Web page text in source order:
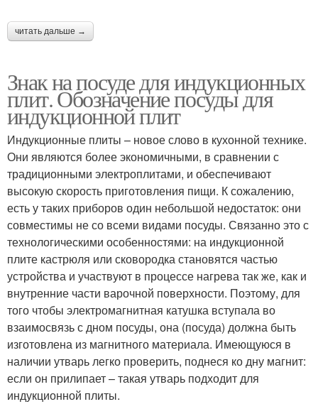
читать дальше →
Знак на посуде для индукционных
плит. Обозначение посуды для
индукционной плит
Индукционные плиты – новое слово в кухонной технике.
Они являются более экономичными, в сравнении с
традиционными электроплитами, и обеспечивают
высокую скорость приготовления пищи. К сожалению,
есть у таких приборов один небольшой недостаток: они
совместимы не со всеми видами посуды. Связанно это с
технологическими особенностями: на индукционной
плите кастрюля или сковородка становятся частью
устройства и участвуют в процессе нагрева так же, как и
внутренние части варочной поверхности. Поэтому, для
того чтобы электромагнитная катушка вступала во
взаимосвязь с дном посуды, она (посуда) должна быть
изготовлена из магнитного материала. Имеющуюся в
наличии утварь легко проверить, поднеся ко дну магнит:
если он прилипает – такая утварь подходит для
индукционной плиты.